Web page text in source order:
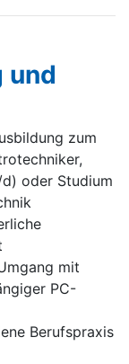
und
zum
oder Studium
mit
PC-
Berufspraxis